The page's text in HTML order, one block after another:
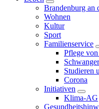
Brandenburg an
Wohnen
Kultur
Sport
Familienservice
Pflege
Studieren
Corona
Initiativen
Klima-AG